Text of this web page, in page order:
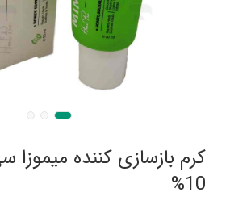
کرم بازسازی‌ کننده
10%